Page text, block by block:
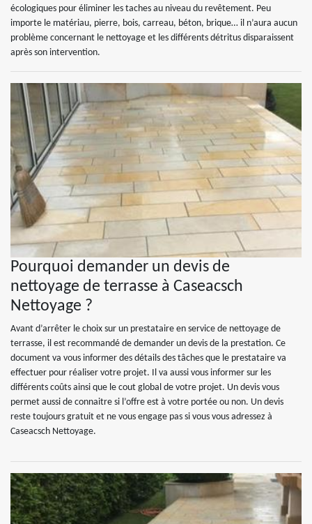
écologiques pour éliminer les taches au niveau du revêtement. Peu
importe le matériau, pierre, bois, carreau, béton, brique… il n’aura aucun
problème concernant le nettoyage et les différents détritus disparaissent
après son intervention.
Pourquoi demander un devis de
nettoyage de terrasse à Caseacsch
Nettoyage ?
Avant d’arrêter le choix sur un prestataire en service de nettoyage de
terrasse, il est recommandé de demander un devis de la prestation. Ce
document va vous informer des détails des tâches que le prestataire va
effectuer pour réaliser votre projet. Il va aussi vous informer sur les
différents coûts ainsi que le cout global de votre projet. Un devis vous
permet aussi de connaitre si l’offre est à votre portée ou non. Un devis
reste toujours gratuit et ne vous engage pas si vous vous adressez à
Caseacsch Nettoyage.